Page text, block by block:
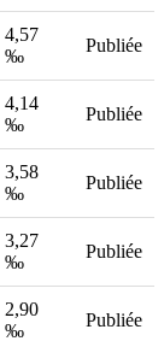
4,57
‰
Publiée
4,14
‰
Publiée
3,58
‰
Publiée
3,27
‰
Publiée
2,90
‰
Publiée